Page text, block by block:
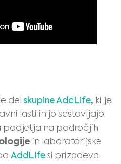
del skupine AddLife, ki je
lasti in jo sestavljajo
podjetja na področjih
in laboratorijske
AddLife si prizadeva